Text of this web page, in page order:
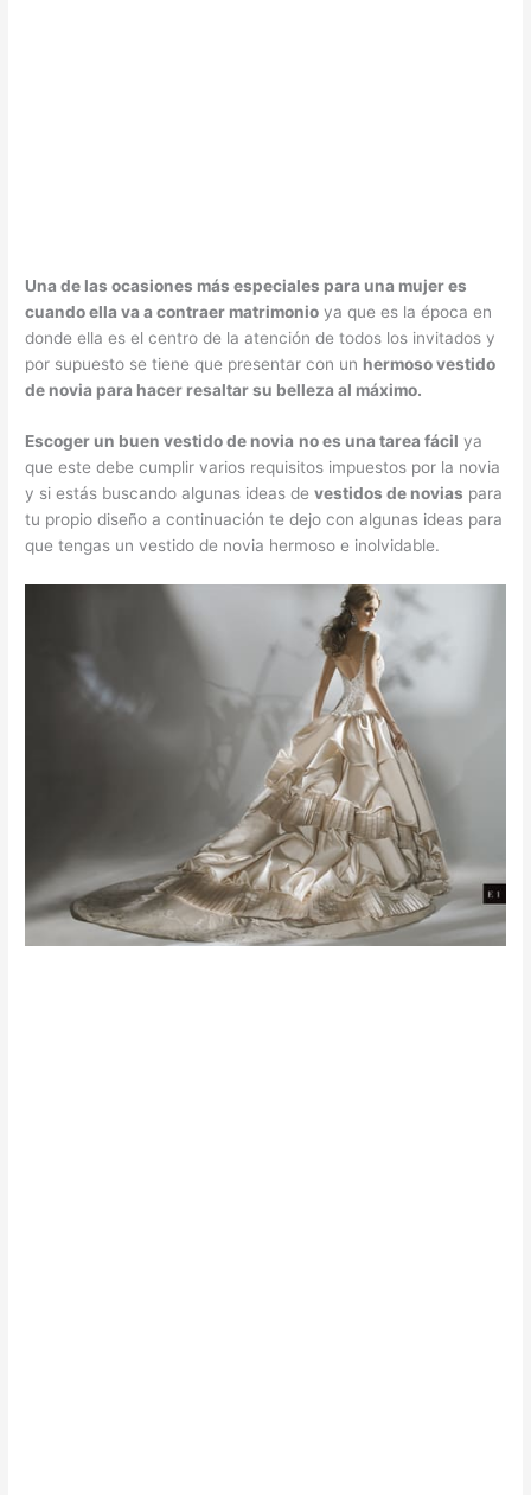
Una de las ocasiones más especiales para una mujer es
cuando ella va a contraer matrimonio ya que es la época en
donde ella es el centro de la atención de todos los invitados y
por supuesto se tiene que presentar con un hermoso vestido
de novia para hacer resaltar su belleza al máximo.
Escoger un buen vestido de novia no es una tarea fácil ya
que este debe cumplir varios requisitos impuestos por la novia
y si estás buscando algunas ideas devestidos de novias para
tu propio diseño a continuación te dejo con algunas ideas para
que tengas un vestido de novia hermoso e inolvidable.